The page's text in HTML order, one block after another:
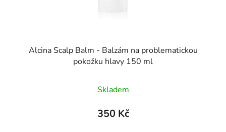
Alcina Scalp Balm - Balzám na problematickou
pokožku hlavy 150 ml
Skladem
350 Kč